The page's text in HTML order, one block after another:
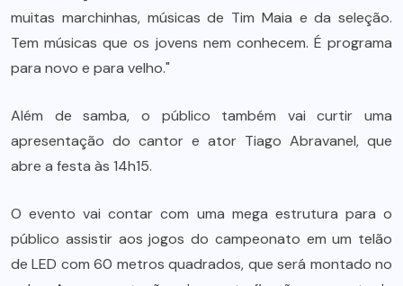
muitas marchinhas, músicas de Tim Maia e da seleção.
Tem músicas que os jovens nem conhecem. É programa
para novo e para velho."
Além de samba, o público também vai curtir uma
apresentação do cantor e ator Tiago Abravanel, que
abre a festa às 14h15.
O evento vai contar com uma mega estrutura para o
público assistir aos jogos do campeonato em um telão
de LED com 60 metros quadrados, que será montado no